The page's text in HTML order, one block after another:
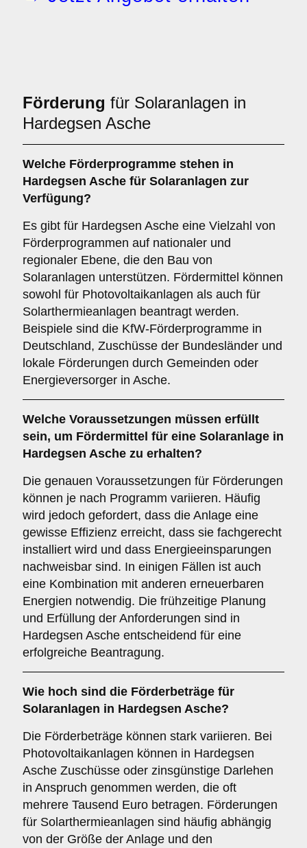
Förderung für Solaranlagen in
Hardegsen Asche
Welche Förderprogramme stehen in
Hardegsen Asche für Solaranlagen zur
Verfügung?
Es gibt für Hardegsen Asche eine Vielzahl von
Förderprogrammen auf nationaler und
regionaler Ebene, die den Bau von
Solaranlagen unterstützen. Fördermittel können
sowohl für Photovoltaikanlagen als auch für
Solarthermieanlagen beantragt werden.
Beispiele sind die KfW-Förderprogramme in
Deutschland, Zuschüsse der Bundesländer und
lokale Förderungen durch Gemeinden oder
Energieversorger in Asche.
Welche Voraussetzungen müssen erfüllt
sein, um Fördermittel für eine Solaranlage in
Hardegsen Asche zu erhalten?
Die genauen Voraussetzungen für Förderungen
können je nach Programm variieren. Häufig
wird jedoch gefordert, dass die Anlage eine
gewisse Effizienz erreicht, dass sie fachgerecht
installiert wird und dass Energieeinsparungen
nachweisbar sind. In einigen Fällen ist auch
eine Kombination mit anderen erneuerbaren
Energien notwendig. Die frühzeitige Planung
und Erfüllung der Anforderungen sind in
Hardegsen Asche entscheidend für eine
erfolgreiche Beantragung.
Wie hoch sind die Förderbeträge für
Solaranlagen in Hardegsen Asche?
Die Förderbeträge können stark variieren. Bei
Photovoltaikanlagen können in Hardegsen
Asche Zuschüsse oder zinsgünstige Darlehen
in Anspruch genommen werden, die oft
mehrere Tausend Euro betragen. Förderungen
für Solarthermieanlagen sind häufig abhängig
von der Größe der Anlage und den